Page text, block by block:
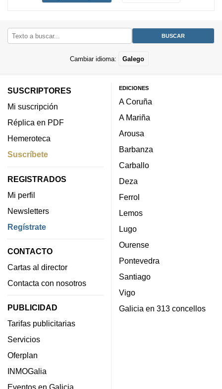
Cambiar idioma: Galego
SUSCRIPTORES
Mi suscripción
Réplica en PDF
Hemeroteca
Suscríbete
REGISTRADOS
Mi perfil
Newsletters
Regístrate
CONTACTO
Cartas al director
Contacta con nosotros
PUBLICIDAD
Tarifas publicitarias
Servicios
Oferplan
INMOGalia
Eventos en Galicia
EDICIONES
A Coruña
A Mariña
Arousa
Barbanza
Carballo
Deza
Ferrol
Lemos
Lugo
Ourense
Pontevedra
Santiago
Vigo
Galicia en 313 concellos